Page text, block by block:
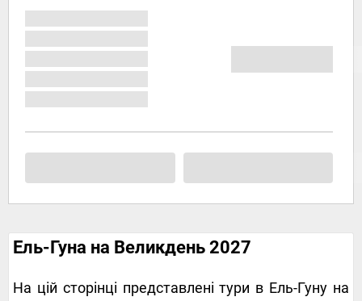
Ель-Гуна на Великдень 2027
На цій сторінці представлені тури в Ель-Гуну на